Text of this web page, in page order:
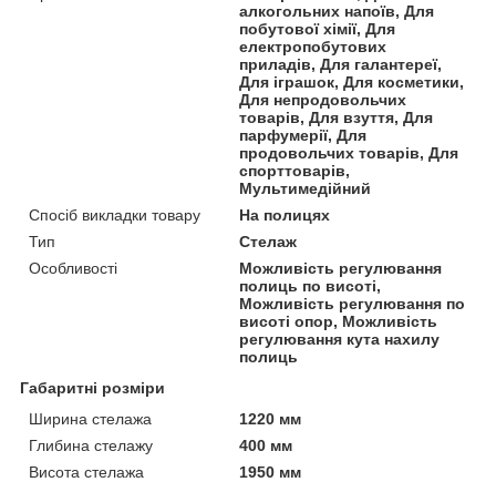
алкогольних напоїв, Для
побутової хімії, Для
електропобутових
приладів, Для галантереї,
Для іграшок, Для косметики,
Для непродовольчих
товарів, Для взуття, Для
парфумерії, Для
продовольчих товарів, Для
спорттоварів,
Мультимедійний
Спосіб викладки товару
На полицях
Тип
Стелаж
Особливості
Можливість регулювання
полиць по висоті,
Можливість регулювання по
висоті опор, Можливість
регулювання кута нахилу
полиць
Габаритні розміри
Ширина стелажа
1220 мм
Глибина стелажу
400 мм
Висота стелажа
1950 мм